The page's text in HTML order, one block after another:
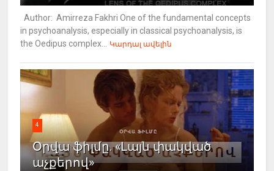
Author: Amirreza Fakhri One of the fundamental concepts
in psychoanalysis, especially in classical psychoanalysis, is
the Oedipus complex...
Կարդալ ավելին
4
Օրվա ֆիլմը. «Լայն փակված
աչքերով»